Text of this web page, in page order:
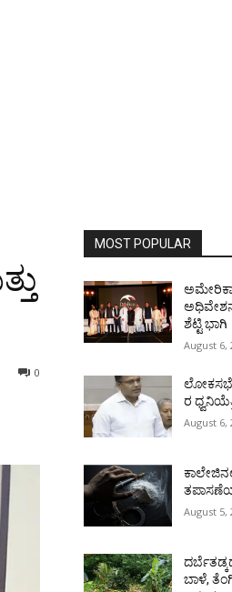
0
MOST POPULAR
ಶೆಟ್ಟಿ ಭಾಗಿ
August 6,
ರ
August 6,
August 5,
ಬಾಳೆ,